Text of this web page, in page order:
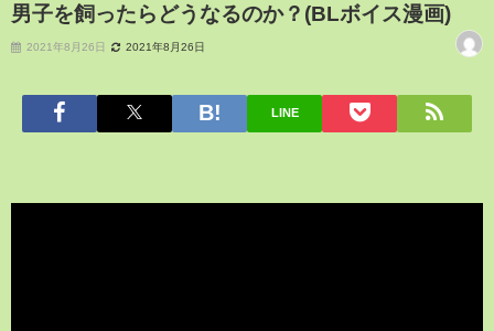
男子を飼ったらどうなるのか？(BLボイス漫画)
2021年8月26日 2021年8月26日
LINE